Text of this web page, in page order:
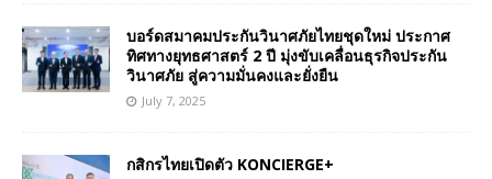
บอร์ดสมาคมประกันวินาศภัยไทยชุดใหม่ ประกาศ
ทิศทางยุทธศาสตร์ 2 ปี มุ่งขับเคลื่อนธุรกิจประกัน
วินาศภัย สู่ความมั่นคงและยั่งยืน
July 7, 2025
กสิกรไทยเปิดตัว KONCIERGE+